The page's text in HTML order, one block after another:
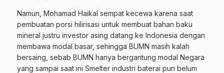
Namun, Mohamad Haikal sempat kecewa karena saat
pembuatan porsi hilirisasi untuk membuat bahan baku
mineral justru investor asing datang ke Indonesia dengan
membawa modal basar, sehingga BUMN masih kalah
bersaing, sebab BUMN hanya bergantung modal Negara
yang sampai saat ini Smelter industri baterai pun belum